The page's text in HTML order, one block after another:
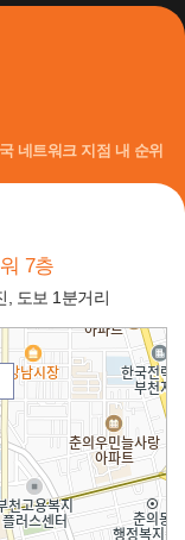
네트워크 지점 내 순위
7층
, 도보 1분거리